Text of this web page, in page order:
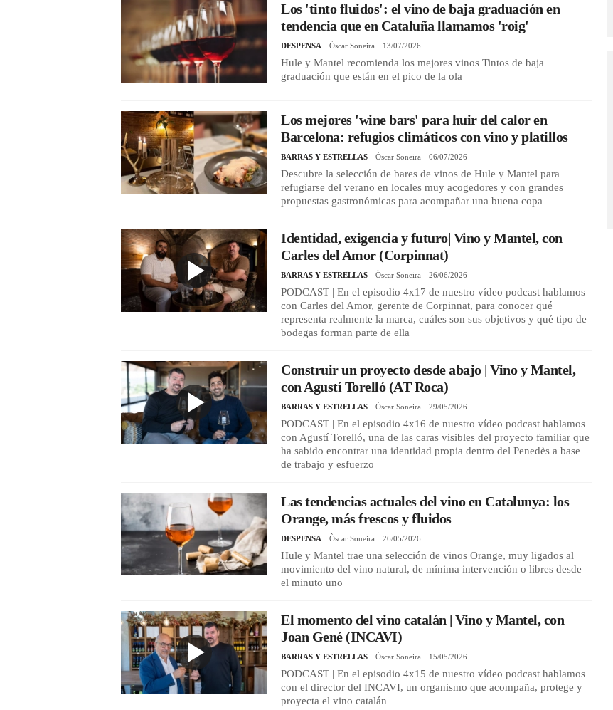
Los 'tinto fluidos': el vino de baja graduación en
tendencia que en Cataluña llamamos 'roig'
DESPENSA Òscar Soneira 13/07/2026
Hule y Mantel recomienda los mejores vinos Tintos de baja
graduación que están en el pico de la ola
Los mejores 'wine bars' para huir del calor en
Barcelona: refugios climáticos con vino y platillos
BARRAS Y ESTRELLAS Òscar Soneira 06/07/2026
Descubre la selección de bares de vinos de Hule y Mantel para
refugiarse del verano en locales muy acogedores y con grandes
propuestas gastronómicas para acompañar una buena copa
Identidad, exigencia y futuro| Vino y Mantel, con
Carles del Amor (Corpinnat)
BARRAS Y ESTRELLAS Òscar Soneira 26/06/2026
PODCAST | En el episodio 4x17 de nuestro vídeo podcast hablamos
con Carles del Amor, gerente de Corpinnat, para conocer qué
representa realmente la marca, cuáles son sus objetivos y qué tipo de
bodegas forman parte de ella
Construir un proyecto desde abajo | Vino y Mantel,
con Agustí Torelló (AT Roca)
BARRAS Y ESTRELLAS Òscar Soneira 29/05/2026
PODCAST | En el episodio 4x16 de nuestro vídeo podcast hablamos
con Agustí Torelló, una de las caras visibles del proyecto familiar que
ha sabido encontrar una identidad propia dentro del Penedès a base
de trabajo y esfuerzo
Las tendencias actuales del vino en Catalunya: los
Orange, más frescos y fluidos
DESPENSA Òscar Soneira 26/05/2026
Hule y Mantel trae una selección de vinos Orange, muy ligados al
movimiento del vino natural, de mínima intervención o libres desde
el minuto uno
El momento del vino catalán | Vino y Mantel, con
Joan Gené (INCAVI)
BARRAS Y ESTRELLAS Òscar Soneira 15/05/2026
PODCAST | En el episodio 4x15 de nuestro vídeo podcast hablamos
con el director del INCAVI, un organismo que acompaña, protege y
proyecta el vino catalán